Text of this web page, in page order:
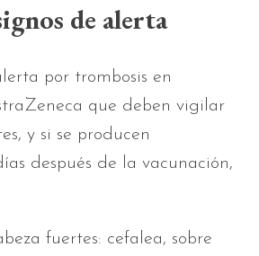
de alerta
por trombosis en
que deben vigilar
y si se producen
después de la vacunación,
fuertes: cefalea, sobre